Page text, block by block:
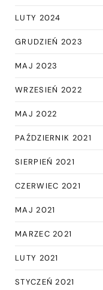
LUTY 2024
GRUDZIEŃ 2023
MAJ 2023
WRZESIEŃ 2022
MAJ 2022
PAŹDZIERNIK 2021
SIERPIEŃ 2021
CZERWIEC 2021
MAJ 2021
MARZEC 2021
LUTY 2021
STYCZEŃ 2021